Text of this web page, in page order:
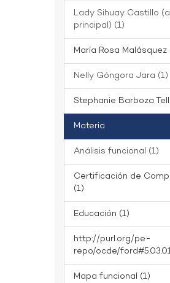
Lady Sihuay Castillo
principal) (1)
María Rosa Malásquez
Nelly Góngora Jara (1)
Stephanie Barboza
Materia
Análisis funcional (1)
Certificación de
(1)
Educación (1)
http://purl.org/pe-
repo/ocde/
Mapa funcional (1)